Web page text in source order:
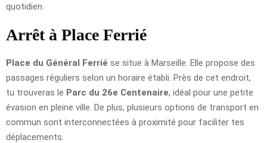
quotidien.
Arrêt à Place Ferrié
Place du Général Ferrié se situe à Marseille. Elle propose des
passages réguliers selon un horaire établi. Près de cet endroit,
tu trouveras le Parc du 26e Centenaire, idéal pour une petite
évasion en pleine ville. De plus, plusieurs options de transport en
commun sont interconnectées à proximité pour faciliter tes
déplacements.